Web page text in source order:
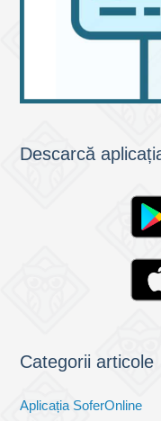
Descarcă
Categorii articole
Aplicația SoferOnline